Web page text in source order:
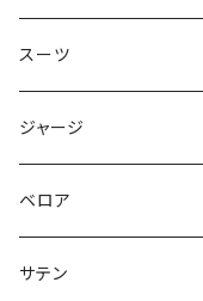
スーツ
ジャージ
ベロア
サテン